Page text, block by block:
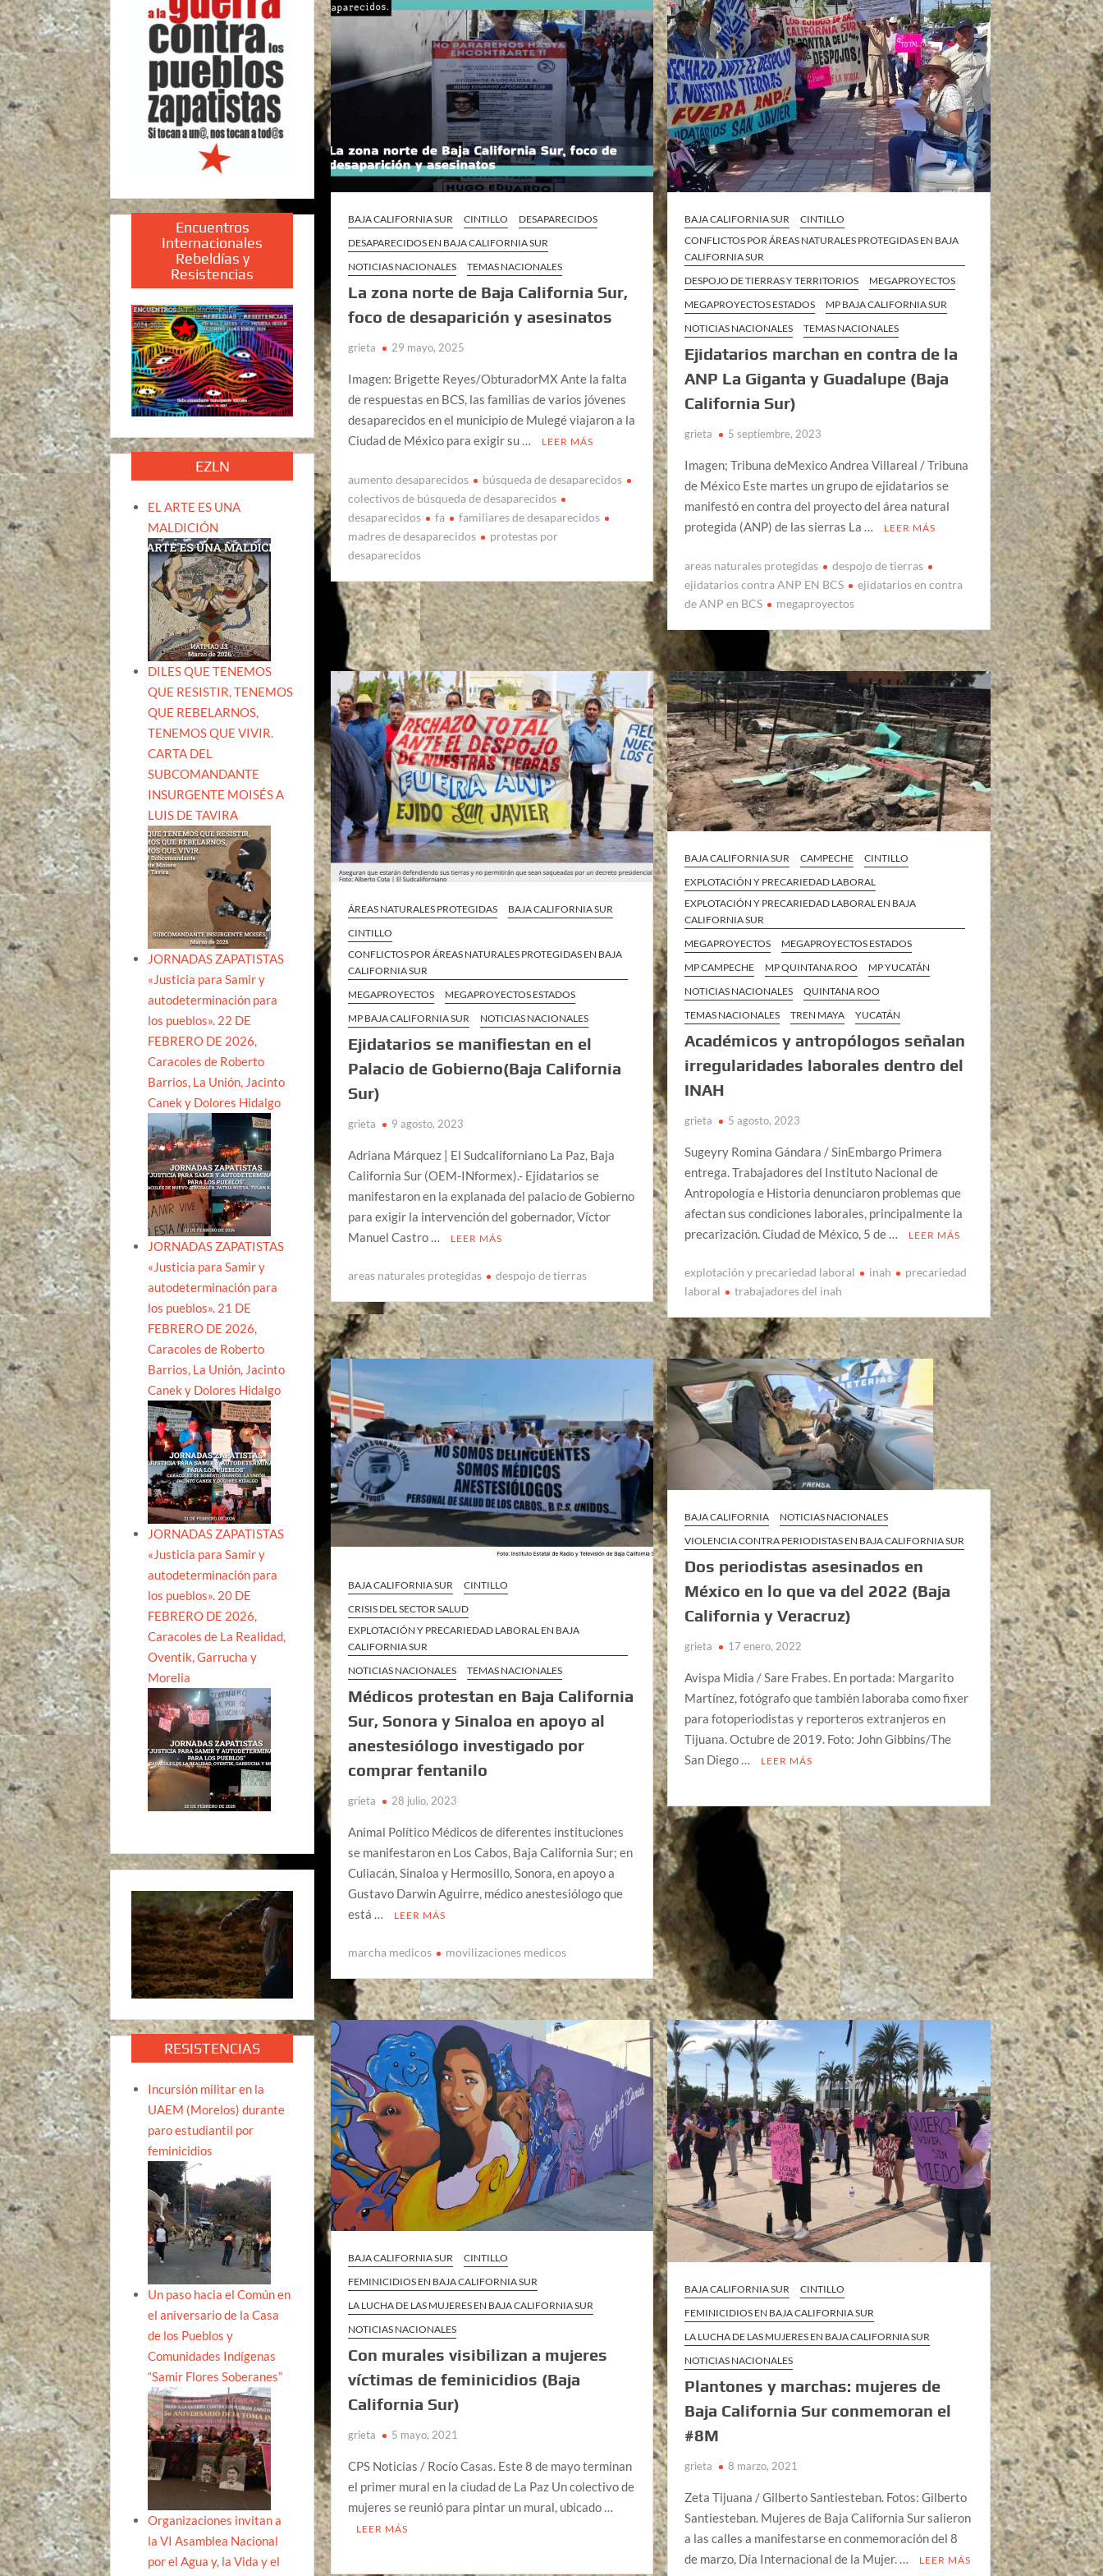
BAJA CALIFORNIA SUR CINTILLO
DESAPARECIDOS
DESAPARECIDOS EN BAJA CALIFORNIA SUR
NOTICIAS NACIONALES
TEMAS NACIONALES
La zona norte de Baja California Sur,
foco de desaparición y asesinatos
grieta 29 mayo, 2025
Imagen: Brigette Reyes/ObturadorMX Ante la falta
de respuestas en BCS, las familias de varios jóvenes
desaparecidos en el municipio de Mulegé viajaron a la
Ciudad de México para exigir su …
LEER MÁS
aumento desaparecidos
búsqueda de desaparecidos
colectivos de búsqueda de desaparecidos
desaparecidos
fa
familiares de desaparecidos
madres de desaparecidos
protestas por
desaparecidos
BAJA CALIFORNIA SUR
CINTILLO
CONFLICTOS POR ÁREAS NATURALES PROTEGIDAS EN BAJA
CALIFORNIA SUR
DESPOJO DE TIERRAS Y TERRITORIOS
MEGAPROYECTOS
MEGAPROYECTOS ESTADOS
MP BAJA CALIFORNIA SUR
NOTICIAS NACIONALES
TEMAS NACIONALES
Ejidatarios marchan en contra de la
ANP La Giganta y Guadalupe (Baja
California Sur)
grieta 5 septiembre, 2023
Imagen; Tribuna deMexico Andrea Villareal / Tribuna
de México Este martes un grupo de ejidatarios se
manifestó en contra del proyecto del área natural
protegida (ANP) de las sierras La …
LEER MÁS
areas naturales protegidas
despojo de tierras
ejidatarios contra ANP EN BCS
ejidatarios en contra
de ANP en BCS
megaproyectos
ÁREAS NATURALES PROTEGIDAS
BAJA CALIFORNIA SUR
CINTILLO
CONFLICTOS POR ÁREAS NATURALES PROTEGIDAS EN BAJA
CALIFORNIA SUR
MEGAPROYECTOS
MEGAPROYECTOS ESTADOS
MP BAJA CALIFORNIA SUR
NOTICIAS NACIONALES
Ejidatarios se manifiestan en el
Palacio de Gobierno(Baja California
Sur)
grieta 9 agosto, 2023
Adriana Márquez | El Sudcaliforniano La Paz, Baja
California Sur (OEM-INformex).- Ejidatarios se
manifestaron en la explanada del palacio de Gobierno
para exigir la intervención del gobernador, Víctor
Manuel Castro …
LEER MÁS
areas naturales protegidas despojo de tierras
BAJA CALIFORNIA SUR CAMPECHE
CINTILLO
EXPLOTACIÓN Y PRECARIEDAD LABORAL
EXPLOTACIÓN Y PRECARIEDAD LABORAL EN BAJA
CALIFORNIA SUR
MEGAPROYECTOS
MEGAPROYECTOS ESTADOS
MP CAMPECHE
MP QUINTANA ROO
MP YUCATÁN
NOTICIAS NACIONALES
QUINTANA ROO
TEMAS NACIONALES
TREN MAYA YUCATÁN
Académicos y antropólogos señalan
irregularidades laborales dentro del
INAH
grieta 5 agosto, 2023
Sugeyry Romina Gándara / SinEmbargo Primera
entrega. Trabajadores del Instituto Nacional de
Antropología e Historia denunciaron problemas que
afectan sus condiciones laborales, principalmente la
precarización. Ciudad de México, 5 de …
LEER MÁS
explotación y precariedad laboral inah
precariedad
laboral
trabajadores del inah
BAJA CALIFORNIA SUR
CINTILLO
CRISIS DEL SECTOR SALUD
EXPLOTACIÓN Y PRECARIEDAD LABORAL EN BAJA
CALIFORNIA SUR
NOTICIAS NACIONALES
TEMAS NACIONALES
Médicos protestan en Baja California
Sur, Sonora y Sinaloa en apoyo al
anestesiólogo investigado por
comprar fentanilo
grieta 28 julio, 2023
Animal Político Médicos de diferentes instituciones
se manifestaron en Los Cabos, Baja California Sur; en
Culiacán, Sinaloa y Hermosillo, Sonora, en apoyo a
Gustavo Darwin Aguirre, médico anestesiólogo que
está …
LEER MÁS
marcha medicos movilizaciones medicos
BAJA CALIFORNIA
NOTICIAS NACIONALES
VIOLENCIA CONTRA PERIODISTAS EN BAJA CALIFORNIA SUR
Dos periodistas asesinados en
México en lo que va del 2022 (Baja
California y Veracruz)
grieta 17 enero, 2022
Avispa Midia / Sare Frabes. En portada: Margarito
Martínez, fotógrafo que también laboraba como fixer
para fotoperiodistas y reporteros extranjeros en
Tijuana. Octubre de 2019. Foto: John Gibbins/The
San Diego …
LEER MÁS
BAJA CALIFORNIA SUR
CINTILLO
FEMINICIDIOS EN BAJA CALIFORNIA SUR
LA LUCHA DE LAS MUJERES EN BAJA CALIFORNIA SUR
NOTICIAS NACIONALES
Con murales visibilizan a mujeres
víctimas de feminicidios (Baja
California Sur)
grieta 5 mayo, 2021
CPS Noticias / Rocío Casas. Este 8 de mayo terminan
el primer mural en la ciudad de La Paz Un colectivo de
mujeres se reunió para pintar un mural, ubicado …
LEER MÁS
BAJA CALIFORNIA SUR
CINTILLO
FEMINICIDIOS EN BAJA CALIFORNIA SUR
LA LUCHA DE LAS MUJERES EN BAJA CALIFORNIA SUR
NOTICIAS NACIONALES
Plantones y marchas: mujeres de
Baja California Sur conmemoran el
#8M
grieta 8 marzo, 2021
Zeta Tijuana / Gilberto Santiesteban. Fotos: Gilberto
Santiesteban. Mujeres de Baja California Sur salieron
a las calles a manifestarse en conmemoración del 8
de marzo, Día Internacional de la Mujer. …
LEER MÁS
Encuentros
Internacionales
Rebeldías y
Resistencias
EZLN
EL ARTE ES UNA
MALDICIÓN
DILES QUE TENEMOS
QUE RESISTIR, TENEMOS
QUE REBELARNOS,
TENEMOS QUE VIVIR.
CARTA DEL
SUBCOMANDANTE
INSURGENTE MOISÉS A
LUIS DE TAVIRA
JORNADAS ZAPATISTAS
«Justicia para Samir y
autodeterminación para
los pueblos». 22 DE
FEBRERO DE 2026,
Caracoles de Roberto
Barrios, La Unión, Jacinto
Canek y Dolores Hidalgo
JORNADAS ZAPATISTAS
«Justicia para Samir y
autodeterminación para
los pueblos». 21 DE
FEBRERO DE 2026,
Caracoles de Roberto
Barrios, La Unión, Jacinto
Canek y Dolores Hidalgo
JORNADAS ZAPATISTAS
«Justicia para Samir y
autodeterminación para
los pueblos». 20 DE
FEBRERO DE 2026,
Caracoles de La Realidad,
Oventik, Garrucha y
Morelia
RESISTENCIAS
Incursión militar en la
UAEM (Morelos) durante
paro estudiantil por
feminicidios
Un paso hacia el Común en
el aniversario de la Casa
de los Pueblos y
Comunidades Indígenas
“Samir Flores Soberanes”
Organizaciones invitan a
la VI Asamblea Nacional
por el Agua y, la Vida y el